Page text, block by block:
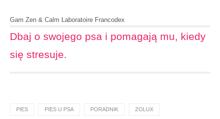
Gam Zen & Calm Laboratoire Francodex
Dbaj o swojego psa i pomagają mu, kiedy
się stresuje.
PIES PIES U PSA PORADNIK ZOLUX